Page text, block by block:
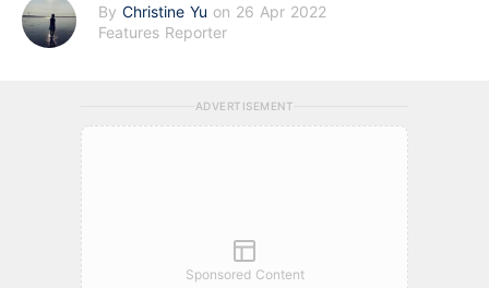
By Christine Yu on 26 Apr 2022
Features Reporter
ADVERTISEMENT
Sponsored Content